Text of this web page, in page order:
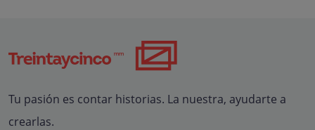
Tu pasión es contar historias. La nuestra, ayudarte a
crearlas.